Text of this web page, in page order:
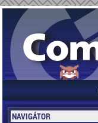
NAVIGÁTOR